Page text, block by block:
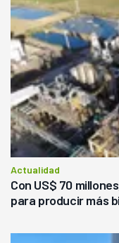
Actualidad
Con US$ 70
para producir más